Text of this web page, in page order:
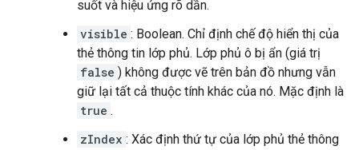
suốt và hiệu ứng rõ dần.
visible : Boolean. Chỉ định chế độ hiển thị của
thẻ thông tin lớp phủ. Lớp phủ ô bị ẩn (giá trị
false ) không được vẽ trên bản đồ nhưng vẫn
giữ lại tất cả thuộc tính khác của nó. Mặc định là
true .
zIndex : Xác định thứ tự của lớp phủ thẻ thông